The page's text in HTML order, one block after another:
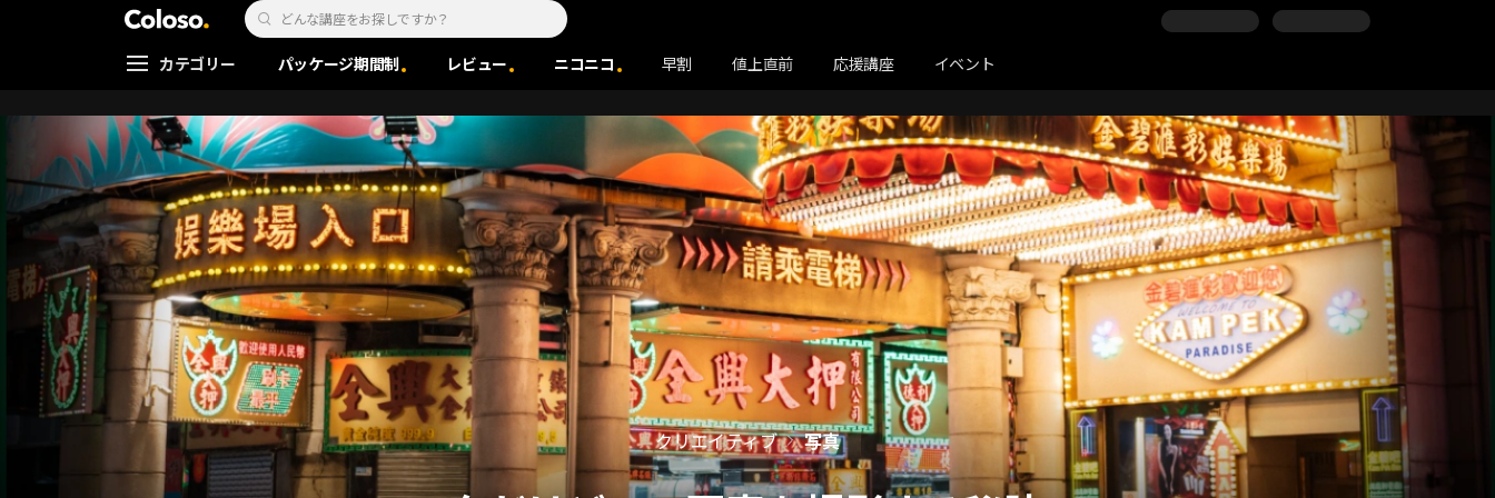
Coloso. | コロソ.
Search Input
Coloso Menu
カテゴリー パッケージ期間制 レビュー ニコニコ 早割 値上直前 応援講座 イベント
クリエイティブ 写真